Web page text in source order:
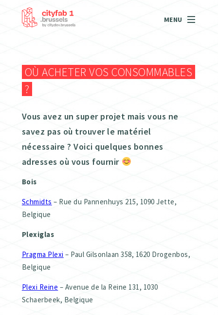
MENU
OÙ ACHETER VOS CONSOMMABLES
?
Vous avez un super projet mais vous ne
savez pas où trouver le matériel
nécessaire ? Voici quelques bonnes
adresses où vous fournir
Bois
Schmidts – Rue du Pannenhuys 215, 1090 Jette,
Belgique
Plexiglas
Pragma Plexi – Paul Gilsonlaan 358, 1620 Drogenbos,
Belgique
Plexi Reine – Avenue de la Reine 131, 1030
Schaerbeek, Belgique